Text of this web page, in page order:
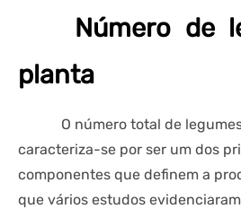
Número de
planta
O número total de
caracteriza-se por ser um dos
componentes que definem a
que vários estudos